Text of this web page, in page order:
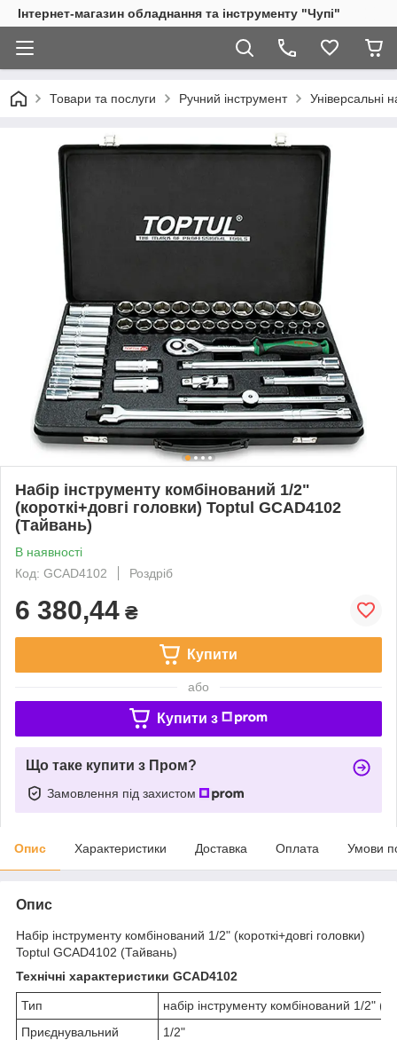
Інтернет-магазин обладнання та інструменту "Чупі"
Товари та послуги Ручний інструмент Універсальні
Набір інструменту комбінований 1/2"
(короткі+довгі головки) Toptul GCAD4102
(Тайвань)
В наявності
Код: GCAD4102
Роздріб
6 380,44 ₴
Купити
або
Купити з
Що таке купити з Пром?
Замовлення під захистом
Опис Характеристики Доставка Оплата Умови
Опис
Набір інструменту комбінований 1/2" (короткі+довгі головки)
Toptul GCAD4102 (Тайвань)
Технічні характеристики GCAD4102
Тип
набір інструменту комбінований 1/2"
Приєднувальний
1/2"